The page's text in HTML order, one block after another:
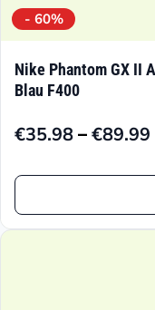
- 60%
Nike Phantom GX II
Blau F400
€35.98–€89.99
Preisspanne:
€35.98
€89.99
Dieses
Produkt